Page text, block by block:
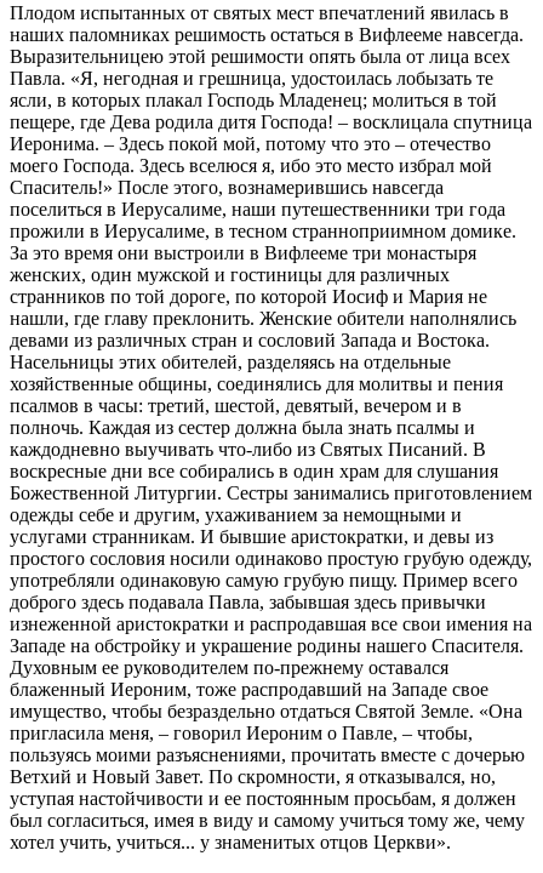
Плодом испытанных от святых мест впечатлений явилась в
наших паломниках решимость остаться в Вифлееме навсегда.
Выразительницею этой решимости опять была от лица всех
Павла. «Я, негодная и грешница, удостоилась лобызать те
ясли, в которых плакал Господь Младенец; молиться в той
пещере, где Дева родила дитя Господа! – восклицала спутница
Иеронима. – Здесь покой мой, потому что это – отечество
моего Господа. Здесь вселюся я, ибо это место избрал мой
Спаситель!» После этого, вознамерившись навсегда
поселиться в Иерусалиме, наши путешественники три года
прожили в Иерусалиме, в тесном странноприимном домике.
За это время они выстроили в Вифлееме три монастыря
женских, один мужской и гостиницы для различных
странников по той дороге, по которой Иосиф и Мария не
нашли, где главу преклонить. Женские обители наполнялись
девами из различных стран и сословий Запада и Востока.
Насельницы этих обителей, разделяясь на отдельные
хозяйственные общины, соединялись для молитвы и пения
псалмов в часы: третий, шестой, девятый, вечером и в
полночь. Каждая из сестер должна была знать псалмы и
каждодневно выучивать что-либо из Святых Писаний. В
воскресные дни все собирались в один храм для слушания
Божественной Литургии. Сестры занимались приготовлением
одежды себе и другим, ухаживанием за немощными и
услугами странникам. И бывшие аристократки, и девы из
простого сословия носили одинаково простую грубую одежду,
употребляли одинаковую самую грубую пищу. Пример всего
доброго здесь подавала Павла, забывшая здесь привычки
изнеженной аристократки и распродавшая все свои имения на
Западе на обстройку и украшение родины нашего Спасителя.
Духовным ее руководителем по-прежнему оставался
блаженный Иероним, тоже распродавший на Западе свое
имущество, чтобы безраздельно отдаться Святой Земле. «Она
пригласила меня, – говорил Иероним о Павле, – чтобы,
пользуясь моими разъяснениями, прочитать вместе с дочерью
Ветхий и Новый Завет. По скромности, я отказывался, но,
уступая настойчивости и ее постоянным просьбам, я должен
был согласиться, имея в виду и самому учиться тому же, чему
хотел учить, учиться... у знаменитых отцов Церкви».